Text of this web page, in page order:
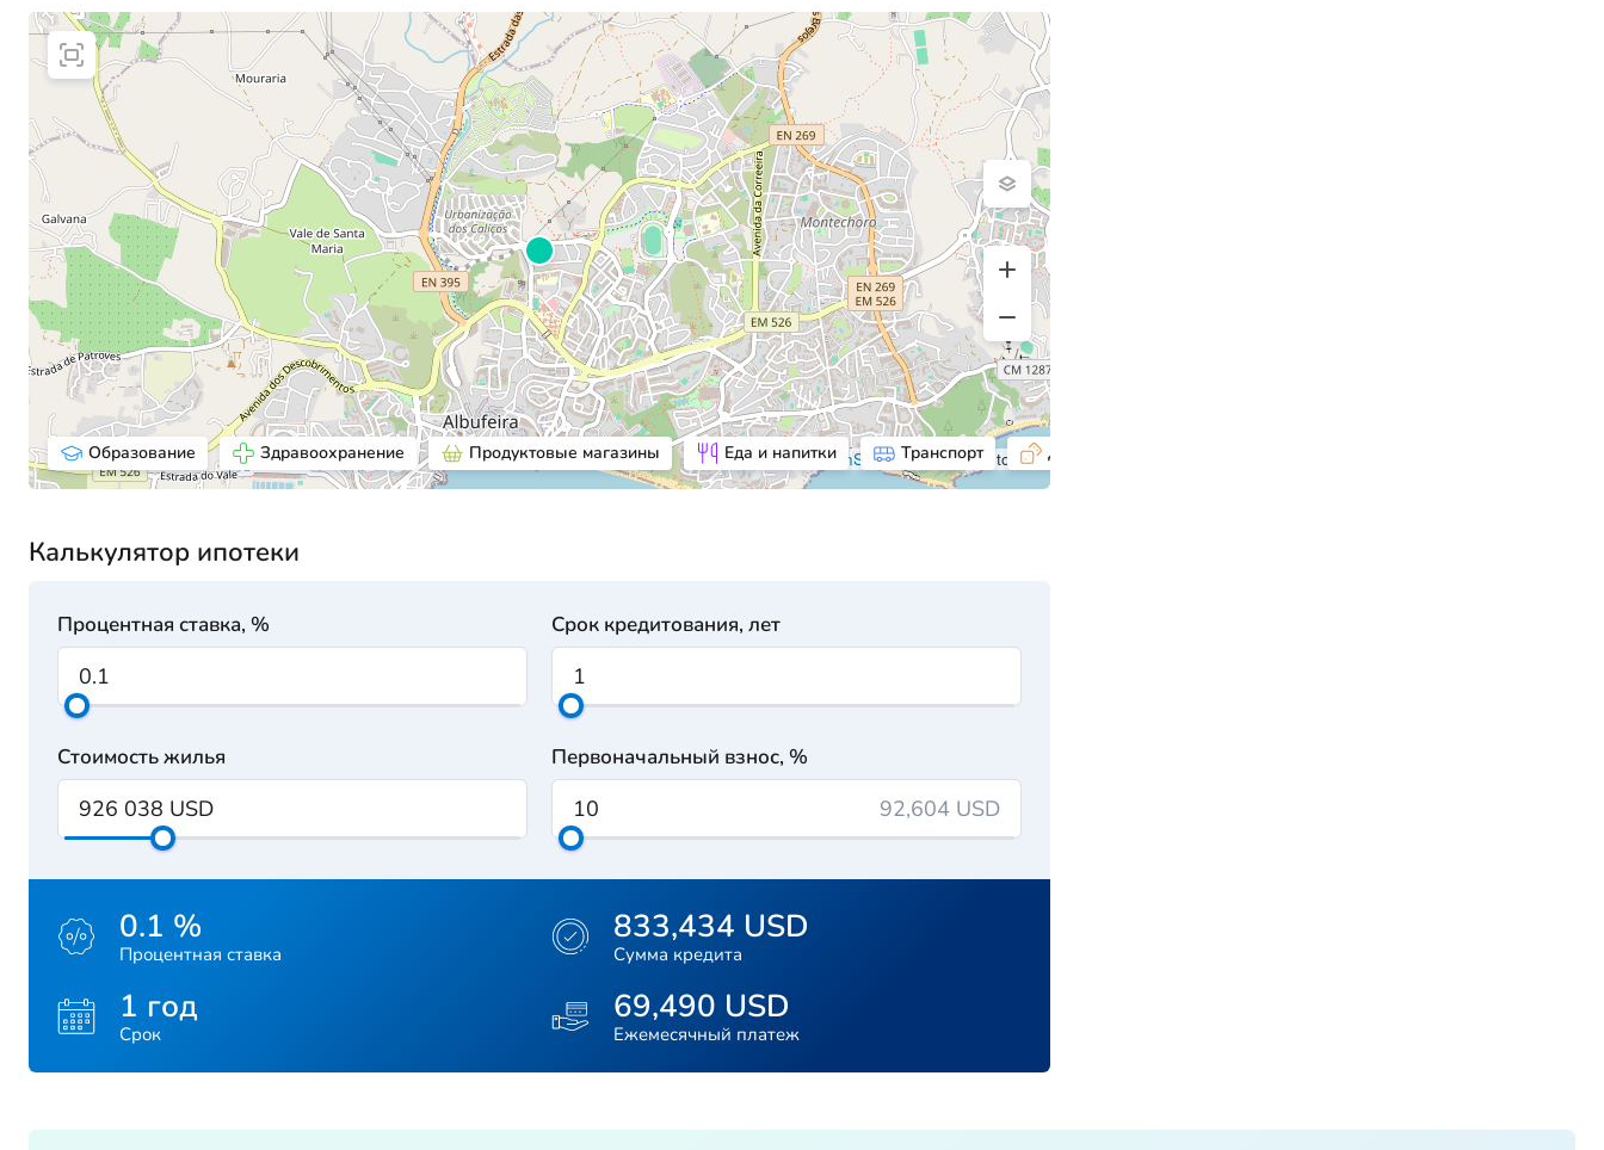
Образование Здравоохранение Продуктовые магазины Еда и напитки Транспорт Досуг
©OpenStreetMapcontributors
Калькулятор ипотеки
Процентная ставка, % Срок кредитования, лет
Стоимость жилья Первоначальный взнос, %
92,604 USD
0.1 %
Процентная ставка
833,434 USD
Сумма кредита
1 год
Срок
69,490 USD
Ежемесячный платеж